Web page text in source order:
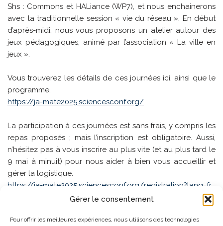
Gérer le consentement
Pour offrir les meilleures expériences, nous utilisons des technologies
Shs : Commons et HALiance (WP7), et nous enchainerons
avec la traditionnelle session « vie du réseau ». En début
d’après-midi, nous vous proposons un atelier autour des
jeux pédagogiques, animé par l’association « La ville en
jeux ».
Vous trouverez les détails de ces journées ici, ainsi que le
programme.
https://ja-mate2025.sciencesconf.org/
La participation à ces journées est sans frais, y compris les
repas proposés ; mais l’inscription est obligatoire. Aussi,
n’hésitez pas à vous inscrire au plus vite (et au plus tard le
9 mai à minuit) pour nous aider à bien vous accueillir et
gérer la logistique.
https://ja-mate2025.sciencesconf.org/registration?lang=fr